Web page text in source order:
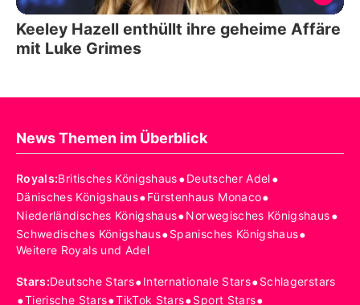
Keeley Hazell enthüllt ihre geheime Affäre
mit Luke Grimes
News Themen im Überblick
Royals:Britisches Königshaus•Deutscher Adel•
Dänisches Königshaus•Fürstenhaus Monaco•
Niederländisches Königshaus•Norwegisches Königshaus•
Schwedisches Königshaus•Spanisches Königshaus•
Weitere Royals und Adel
Stars:Deutsche Stars•Internationale Stars•Schlagerstars
•Tierische Stars•TikTok Stars•Sport Stars•